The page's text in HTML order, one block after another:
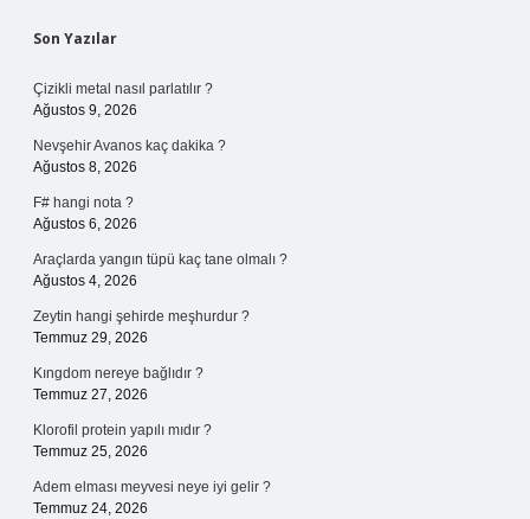
Sidebar
Son Yazılar
Çizikli metal nasıl parlatılır ?
Ağustos 9, 2026
Nevşehir Avanos kaç dakika ?
Ağustos 8, 2026
F# hangi nota ?
Ağustos 6, 2026
Araçlarda yangın tüpü kaç tane olmalı ?
Ağustos 4, 2026
Zeytin hangi şehirde meşhurdur ?
Temmuz 29, 2026
Kıngdom nereye bağlıdır ?
Temmuz 27, 2026
Klorofil protein yapılı mıdır ?
Temmuz 25, 2026
Adem elması meyvesi neye iyi gelir ?
Temmuz 24, 2026